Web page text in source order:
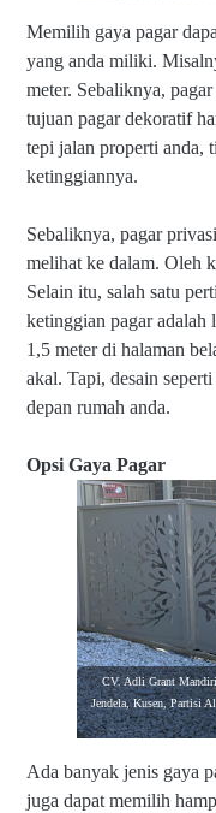
Memilih gaya pagar
yang anda miliki.
meter. Sebaliknya,
tujuan pagar dekoratif
tepi jalan properti anda,
ketinggiannya.
Sebaliknya, pagar
melihat ke dalam. Oleh
Selain itu, salah satu
ketinggian pagar adalah
1,5 meter di halaman
akal. Tapi, desain
depan rumah anda.
Opsi Gaya Pagar
CV. Adli Grant
Jendela, Kusen, Partisi
Ada banyak jenis gaya
juga dapat memilih